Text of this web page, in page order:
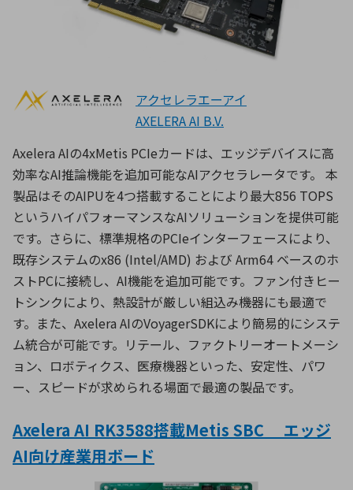
アクセレラエーアイ
AXELERA AI B.V.
Axelera AIの4xMetis PCIeカードは、エッジデバイスに高
効率なAI推論機能を追加可能なAIアクセラレータです。 本
製品はそのAIPUを4つ搭載することにより最大856 TOPS
というハイパフォーマンスなAIソリューションを提供可能
です。さらに、標準規格のPCIeインターフェースにより、
既存システムのx86 (Intel/AMD) および Arm64 ベースのホ
ストPCに接続し、AI機能を追加可能です。ファン付きヒー
トシンクにより、熱設計が厳しい組込み機器にも最適で
す。また、Axelera AIのVoyagerSDKにより簡易的にシステ
ム統合が可能です。リテール、ファクトリーオートメーシ
ョン、ロボティクス、医療機器といった、安定性、パワ
ー、スピードが求められる場面で最適の製品です。
Axelera AI RK3588搭載Metis SBC エッジ
AI向け産業用ボード